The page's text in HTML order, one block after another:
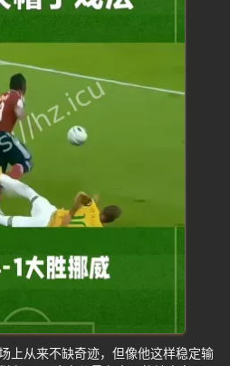
上从来不缺奇迹，但像他这样稳定输